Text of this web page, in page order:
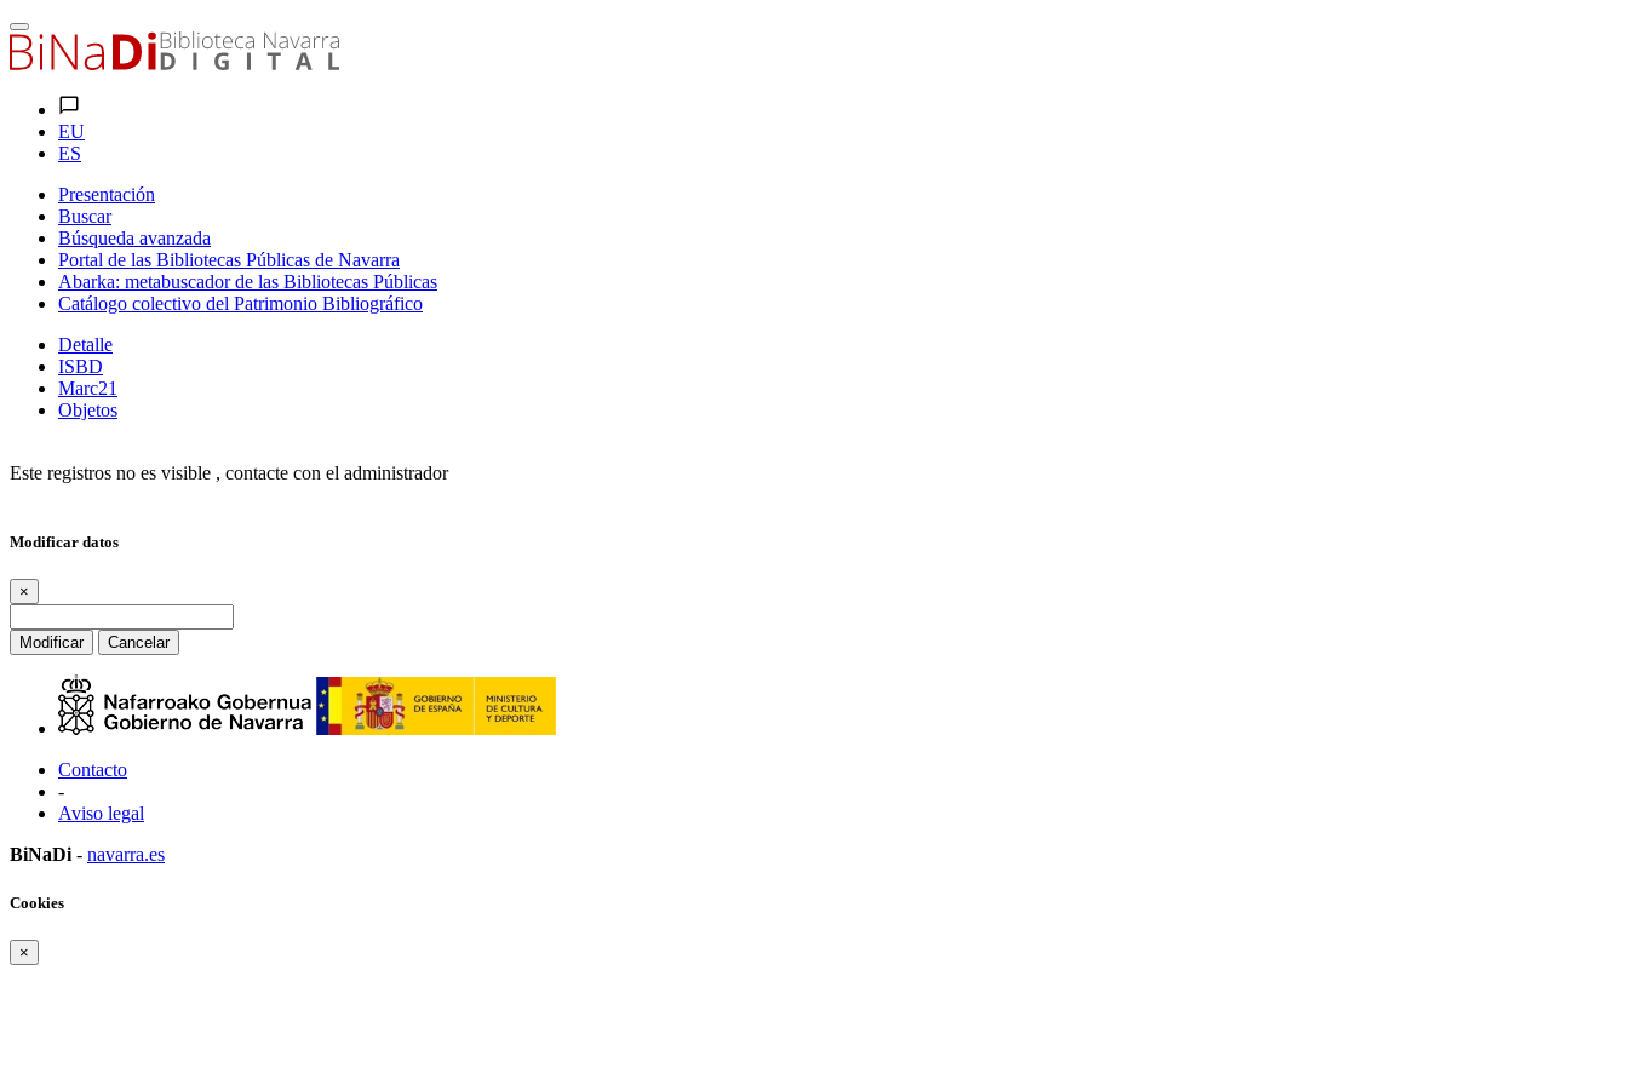
EU
ES
Presentación
Buscar
Búsqueda avanzada
Portal de las Bibliotecas Públicas de Navarra
Abarka: metabuscador de las Bibliotecas Públicas
Catálogo colectivo del Patrimonio Bibliográfico
Detalle
ISBD
Marc21
Objetos
Este registros no es visible , contacte con el administrador
Modificar datos
×
Modificar Cancelar
Contacto
-
Aviso legal
BiNaDi - navarra.es
Cookies
×